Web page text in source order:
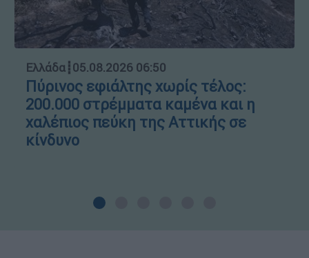
Ελλάδα┋05.08.2026 06:50
Πύρινος εφιάλτης χωρίς τέλος:
200.000 στρέμματα καμένα και η
χαλέπιος πεύκη της Αττικής σε
κίνδυνο